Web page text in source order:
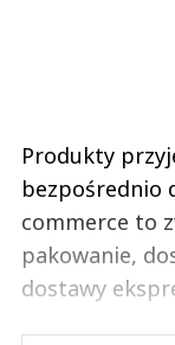
Produkty
bezpośrednio
commerce to
pakowanie,
dostawy